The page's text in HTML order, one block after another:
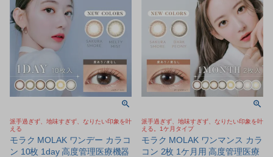
派手過ぎず、地味すぎず、なりたい印象を叶
える
モラク MOLAK ワンデー カラコ
ン 10枚 1day 高度管理医療機器
派手過ぎず、地味すぎず、なりたい印象を叶
える。1ケ月タイプ
モラク MOLAK ワンマンス カラ
コン 2枚 1ケ月用 高度管理医療